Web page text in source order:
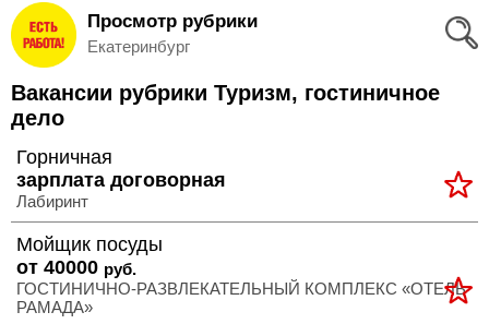
Вход
и
Избранное
Соискателям
Добавить
резюме
Просмотр рубрики
Екатеринбург
Вакансии рубрики Туризм, гостиничное
дело
Горничная
зарплата договорная
Лабиринт
Мойщик посуды
от 40000 руб.
ГОСТИНИЧНО-РАЗВЛЕКАТЕЛЬНЫЙ КОМПЛЕКС «ОТЕЛЬ
РАМАДА»